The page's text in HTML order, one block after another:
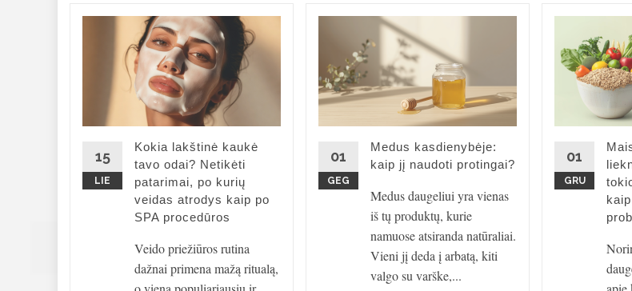
15
LIE
Kokia lakštinė kaukė
tavo odai? Netikėti
patarimai, po kurių
veidas atrodys kaip po
SPA procedūros
Veido priežiūros rutina
dažnai primena mažą ritualą,
01
GEG
Medus kasdienybėje:
kaip jį naudoti protingai?
Medus daugeliui yra vienas
iš tų produktų, kurie
namuose atsiranda natūraliai.
Vieni jį deda į arbatą, kiti
valgo su varške,...
01
GRU